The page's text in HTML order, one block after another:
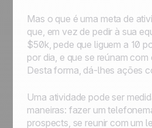
Mas o que é uma meta de
que, em vez de pedir à sua
$50k, pede que liguem a 10
por dia, e que se reúnam
Desta forma, dá-lhes ações
Uma atividade pode ser
maneiras: fazer um
prospects, se reunir com um